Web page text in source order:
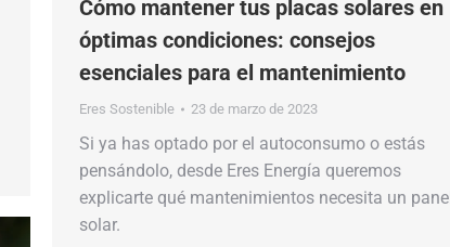
Cómo mantener tus placas solares en
óptimas condiciones: consejos
esenciales para el mantenimiento
Eres Sostenible 23 de marzo de 2023
Si ya has optado por el autoconsumo o estás
pensándolo, desde Eres Energía queremos
explicarte qué mantenimientos necesita un panel
solar.